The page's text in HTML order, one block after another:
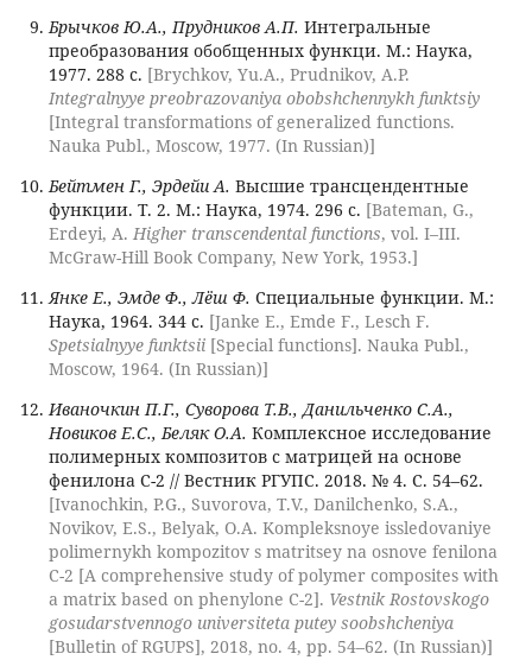
Брычков Ю.А., Прудников А.П. Интегральные
преобразования обобщенных функци. М.: Наука,
1977. 288 с. [Brychkov, Yu.A., Prudnikov, A.P.
Integralnyye preobrazovaniya obobshchennykh funktsiy
[Integral transformations of generalized functions.
Nauka Publ., Moscow, 1977. (In Russian)]
Бейтмен Г., Эрдейи А. Высшие трансцендентные
функции. Т. 2. М.: Наука, 1974. 296 с. [Bateman, G.,
Erdeyi, A. Higher transcendental functions, vol. I–III.
McGraw-Hill Book Company, New York, 1953.]
Янке Е., Эмде Ф., Лёш Ф. Специальные функции. М.:
Наука, 1964. 344 с. [Janke E., Emde F., Lesch F.
Spetsialnyye funktsii[Special functions]. Nauka Publ.,
Moscow, 1964. (In Russian)]
Иваночкин П.Г., Суворова Т.В., Данильченко С.А.,
Новиков Е.С., Беляк О.А. Комплексное исследование
полимерных композитов с матрицей на основе
фенилона С-2 // Вестник РГУПС. 2018. № 4. С. 54–62.
[Ivanochkin, P.G., Suvorova, T.V., Danilchenko, S.A.,
Novikov, E.S., Belyak, O.A. Kompleksnoye issledovaniye
polimernykh kompozitov s matritsey na osnove fenilona
C-2 [A comprehensive study of polymer composites with
a matrix based on phenylone C-2]. Vestnik Rostovskogo
gosudarstvennogo universiteta putey soobshcheniya
[Bulletin of RGUPS], 2018, no. 4, pp. 54–62. (In Russian)]